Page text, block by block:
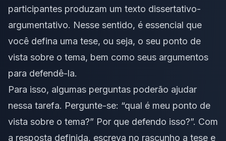
participantes produzam um texto dissertativo-
argumentativo. Nesse sentido, é essencial que
você defina uma tese, ou seja, o seu ponto de
vista sobre o tema, bem como seus argumentos
para defendê-la.
Para isso, algumas perguntas poderão ajudar
nessa tarefa. Pergunte-se: “qual é meu ponto de
vista sobre o tema?” Por que defendo isso?”. Com
a resposta definida, escreva no rascunho a tese e